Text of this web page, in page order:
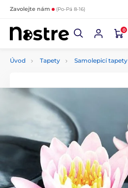
Zavolejte nám (Po-Pá 8-16)
0
Úvod Tapety Samolepicí tapety